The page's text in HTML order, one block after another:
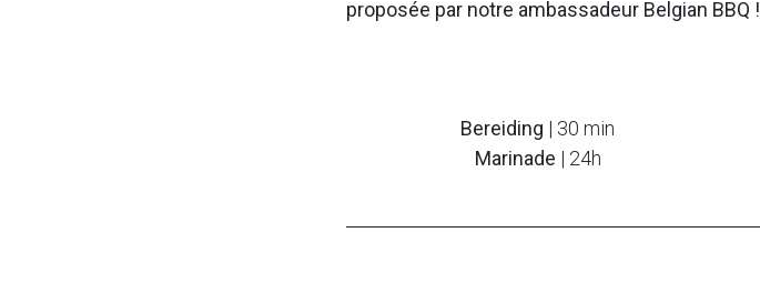
proposée par notre ambassadeur Belgian BBQ !
Bereiding | 30 min
Marinade | 24h